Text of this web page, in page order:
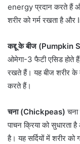
energy प्रदान करते हैं
शरीर को गर्म रखता है और
कद्दू के बीज (Pumpkin
ओमेगा-3 फैटी एसिड होते
रखते हैं। यह बीज शरीर के
करते हैं।
चना (Chickpeas) चना
पाचन क्रिया को
है। यह सर्दियों में शरीर